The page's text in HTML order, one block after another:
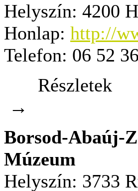
Helyszín: 4200
Honlap: http://
Telefon: 06 52
Részletek
→
Borsod-Abaúj-
Múzeum
Helyszín: 3733